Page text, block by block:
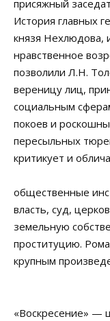
присяжный
История главных
князя Нехлюдова,
нравственное
позволили Л.Н.
вереницу лиц,
социальным
покоев и
пересыльных
критикует и
общественные
власть, суд,
земельную
проституцию.
крупным
«Воскресение» —